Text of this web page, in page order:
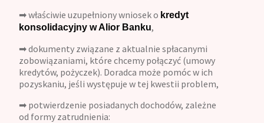
➡ właściwie uzupełniony wniosek o kredyt
konsolidacyjny w Alior Banku,
➡ dokumenty związane z aktualnie spłacanymi
zobowiązaniami, które chcemy połączyć (umowy
kredytów, pożyczek). Doradca może pomóc w ich
pozyskaniu, jeśli występuje w tej kwestii problem,
➡ potwierdzenie posiadanych dochodów, zależne
od formy zatrudnienia: